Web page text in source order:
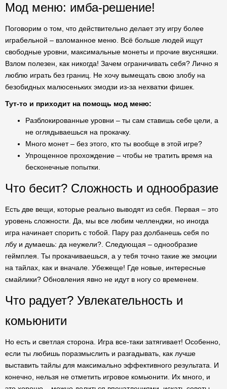
Мод меню: имба-решение!
Поговорим о том, что действительно делает эту игру более
играбельной – взломанное меню. Всё больше людей ищут
свободные уровни, максимальные монеты и прочие вкусняшки.
Взлом полезен, как никогда! Зачем ограничивать себя? Лично я
люблю играть без границ. Не хочу вымещать свою злобу на
безобидных малюсеньких эмодзи из-за нехватки фишек.
Тут-то и приходит на помощь мод меню:
Разблокированные уровни – ты сам ставишь себе цели, а
не оглядываешься на прокачку.
Много монет – без этого, кто ты вообще в этой игре?
Упрощенное прохождение – чтобы не тратить время на
бесконечные попытки.
Что бесит? Сложность и однообразие
Есть две вещи, которые реально выводят из себя. Первая – это
уровень сложности. Да, мы все любим челленджи, но иногда
игра начинает спорить с тобой. Пару раз долбанешь себя по
лбу и думаешь: да неужели?. Следующая – однообразие
геймплея. Ты прокачиваешься, а у тебя точно такие же эмоции
на тайлах, как и вначале. Убежеще! Где новые, интересные
смайлики? Обновления явно не идут в ногу со временем.
Что радует? Увлекательность и
комьюнити
Но есть и светлая сторона. Игра все-таки затягивает! Особенно,
если ты любишь поразмыслить и разгадывать, как лучше
выставить тайлы для максимально эффективного результата. И
конечно, нельзя не отметить игровое комьюнити. Их много, и